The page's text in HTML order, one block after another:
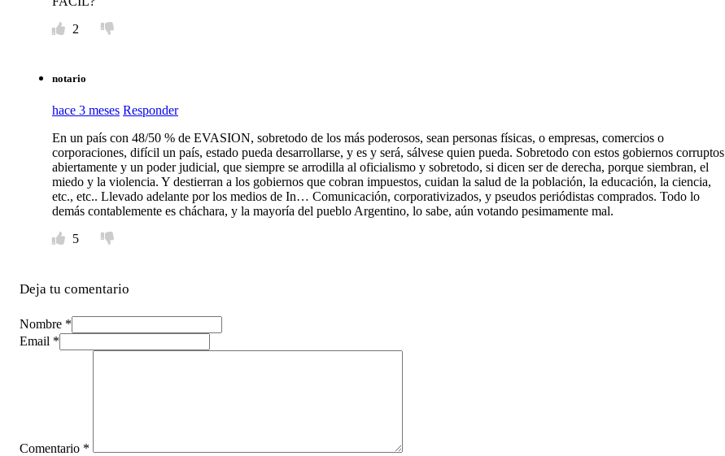
2
notario
hace 3 meses Responder
En un país con 48/50 % de EVASION, sobretodo de los más poderosos, sean personas físicas, o empresas, comercios o
corporaciones, difícil un país, estado pueda desarrollarse, y es y será, sálvese quien pueda. Sobretodo con estos gobiernos corruptos
abiertamente y un poder judicial, que siempre se arrodilla al oficialismo y sobretodo, si dicen ser de derecha, porque siembran, el
miedo y la violencia. Y destierran a los gobiernos que cobran impuestos, cuidan la salud de la población, la educación, la ciencia,
etc., etc.. Llevado adelante por los medios de In… Comunicación, corporativizados, y pseudos periódistas comprados. Todo lo
demás contablemente es cháchara, y la mayoría del pueblo Argentino, lo sabe, aún votando pesimamente mal.
5
Deja tu comentario
Nombre *
Email *
Comentario *